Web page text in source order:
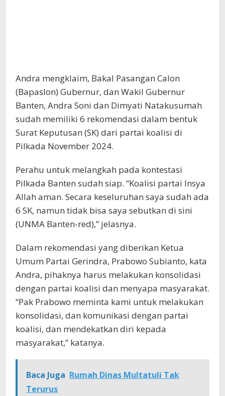
Andra mengklaim, Bakal Pasangan Calon
(Bapaslon) Gubernur, dan Wakil Gubernur
Banten, Andra Soni dan Dimyati Natakusumah
sudah memiliki 6 rekomendasi dalam bentuk
Surat Keputusan (SK) dari partai koalisi di
Pilkada November 2024.
Perahu untuk melangkah pada kontestasi
Pilkada Banten sudah siap. “Koalisi partai Insya
Allah aman. Secara keseluruhan saya sudah ada
6 SK, namun tidak bisa saya sebutkan di sini
(UNMA Banten-red),” jelasnya.
Dalam rekomendasi yang diberikan Ketua
Umum Partai Gerindra, Prabowo Subianto, kata
Andra, pihaknya harus melakukan konsolidasi
dengan partai koalisi dan menyapa masyarakat.
“Pak Prabowo meminta kami untuk melakukan
konsolidasi, dan komunikasi dengan partai
koalisi, dan mendekatkan diri kepada
masyarakat,” katanya.
Baca Juga Rumah Dinas Multatuli Tak
Terurus